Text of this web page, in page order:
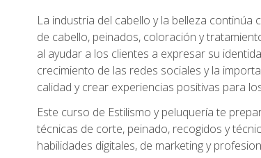
La industria del cabello y la belleza
de cabello, peinados, coloración y
al ayudar a los clientes a expresar su
crecimiento de las redes sociales y la
calidad y crear experiencias positivas para
Este curso de Estilismo y peluquería te
técnicas de corte, peinado, recogidos y
habilidades digitales, de marketing y